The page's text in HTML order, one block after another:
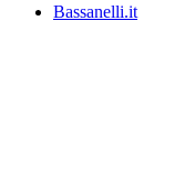
Bassanelli.it